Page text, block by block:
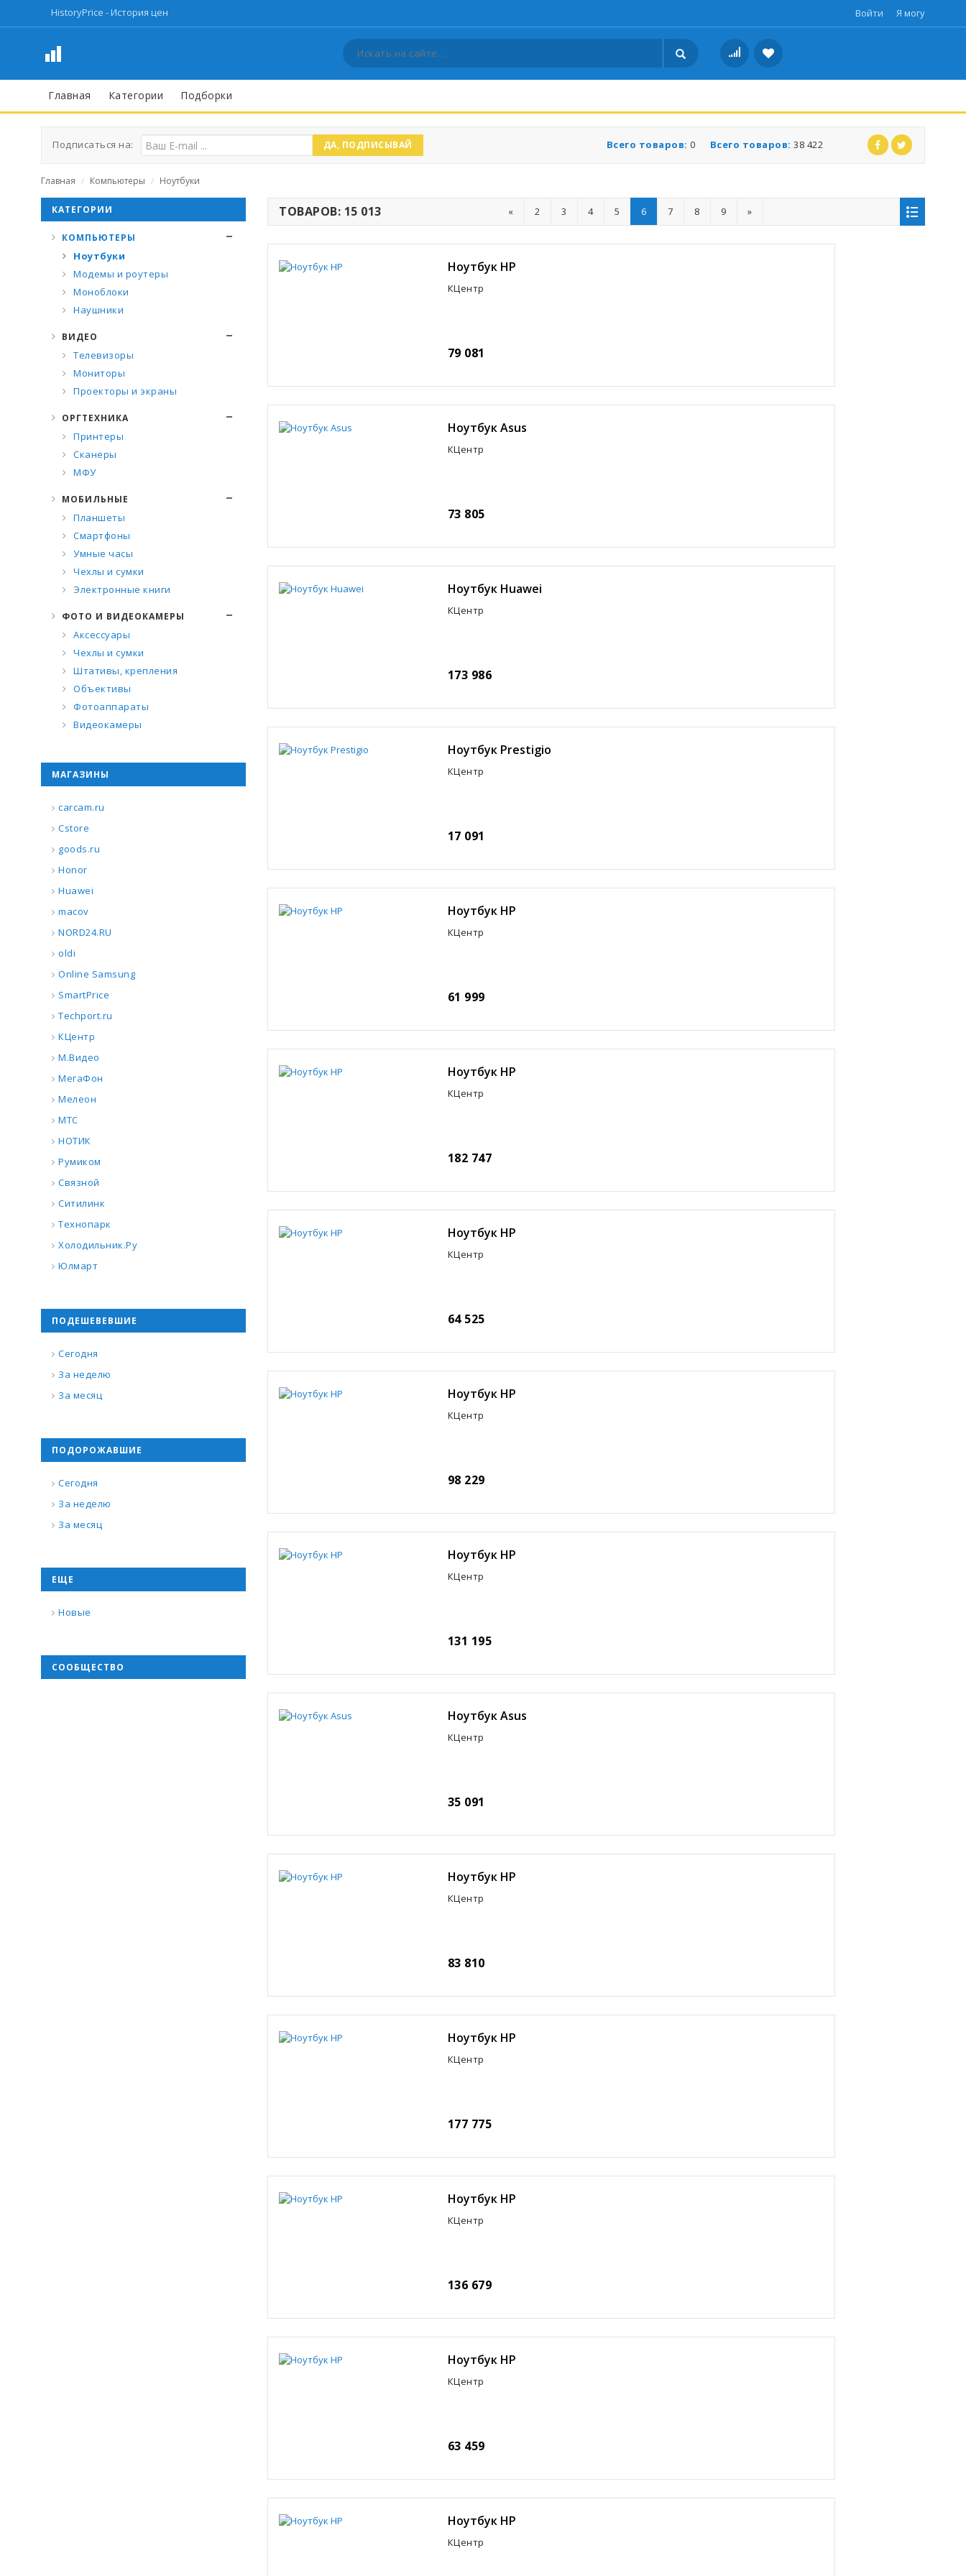
HistoryPrice - История цен Войти Я могу
Главная Категории Подборки
Подписаться на: ДА, ПОДПИСЫВАЙ Всего товаров: 38 422
Всего товаров: 0
Главная / Компьютеры / Ноутбуки
ТОВАРОВ: 15 013 « 2 3 4 5 6 7 8 9 »
Ноутбук HP
КЦентр
79 081
Ноутбук Asus
КЦентр
73 805
Ноутбук Huawei
КЦентр
173 986
Ноутбук Prestigio
КЦентр
17 091
Ноутбук HP
КЦентр
61 999
Ноутбук HP
КЦентр
182 747
Ноутбук HP
КЦентр
64 525
Ноутбук HP
КЦентр
98 229
Ноутбук HP
КЦентр
131 195
Ноутбук Asus
КЦентр
35 091
Ноутбук HP
КЦентр
83 810
Ноутбук HP
КЦентр
177 775
Ноутбук HP
КЦентр
136 679
Ноутбук HP
КЦентр
63 459
Ноутбук HP
КЦентр
КАТЕГОРИИ
КОМПЬЮТЕРЫ
Ноутбуки
Модемы и роутеры
Моноблоки
Наушники
ВИДЕО
Телевизоры
Мониторы
Проекторы и экраны
ОРГТЕХНИКА
Принтеры
Сканеры
МФУ
МОБИЛЬНЫЕ
Планшеты
Смартфоны
Умные часы
Чехлы и сумки
Электронные книги
ФОТО И ВИДЕОКАМЕРЫ
Аксессуары
Чехлы и сумки
Штативы, крепления
Объективы
Фотоаппараты
Видеокамеры
МАГАЗИНЫ
carcam.ru
Cstore
goods.ru
Honor
Huawei
macov
NORD24.RU
oldi
Online Samsung
SmartPrice
Techport.ru
КЦентр
М.Видео
МегаФон
Мелеон
МТС
НОТИК
Румиком
Связной
Ситилинк
Технопарк
Холодильник.Ру
Юлмарт
ПОДЕШЕВЕВШИЕ
Сегодня
За неделю
За месяц
ПОДОРОЖАВШИЕ
Сегодня
За неделю
За месяц
ЕЩЕ
Новые
СООБЩЕСТВО